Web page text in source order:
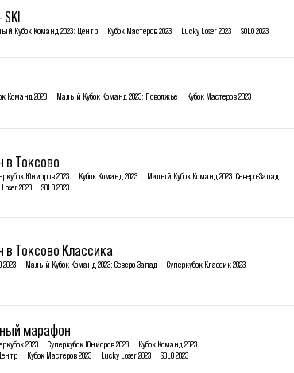
Кубок Команд 2023: Центр Кубок Мастеров 2023 Lucky Loser 2023 SOLO 2023
Команд 2023 Малый Кубок Команд 2023: Поволжье
Кубок Мастеров 2023
Токсово
Юниоров 2023 Кубок Команд 2023
Малый Кубок Команд 2023: Северо-Запад
2023 SOLO 2023
Токсово Классика
2023 Малый Кубок Команд 2023: Северо-Запад
Суперкубок Классик 2023
марафон
2023 Суперкубок Юниоров 2023
Кубок Команд 2023
Кубок Мастеров 2023 Lucky Loser 2023 SOLO 2023